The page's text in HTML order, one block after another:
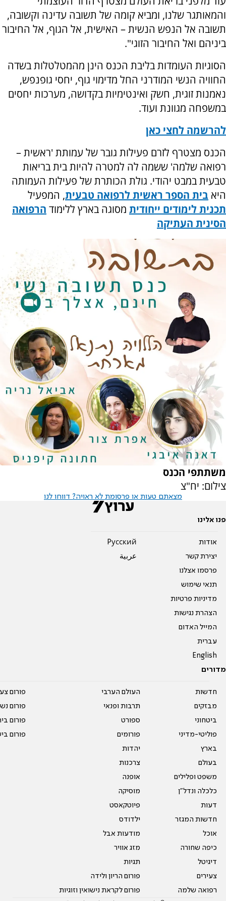
והמאותגר שלנו, ומביא קומה של תשובה עדינה וקשובה,
תשובה אל הנפש הנשית – האישית, אל הגוף, אל החיבור
ביניהם ואל החיבור הזוגי".
הסוגיות העומדות בליבת הכנס הינן מהמטלטלות בשדה
החוויה הנשי המודרני החל מדימוי גוף, יחסי גופנפש,
נאמנות זוגית, חשק ואינטימיות בקדושה, מערכות יחסים
במשפחה מגוונת ועוד.
להרשמה לחצי כאן
הכנס מצטרף לזרם פעילות גובר של עמותת 'ראשית –
רפואה שלמה' ששמה לה למטרה להיות בית בריאות
טבעית במבט יהודי. גולת הכותרת של פעילות העמותה
היא בית הספר ראשית לרפואה טבעית, המפעיל
תכנית לימודים ייחודית מסוגה בארץ ללימוד הרפואה
הסינית העתיקה
משתתפי הכנס
צילום: יח"צ
מצאתם טעות או פרסומת לא ראויה? דווחו לנו
פנו אלינו
אודות
יצירת קשר
פרסמו אצלנו
תנאי שימוש
מדיניות פרטיות
הצהרת נגישות
המייל האדום
עברית
English
Pусский
عربية
מדורים
חדשות
מבזקים
ביטחוני
פוליטי-מדיני
בארץ
בעולם
משפט ופלילים
כלכלה ונדל"ן
דעות
חדשות המגזר
אוכל
כיפה שחורה
דיגיטל
צעירים
רפואה שלמה
העולם הערבי
תרבות ופנאי
ספורט
פורומים
יהדות
צרכנות
אופנה
מוסיקה
פיוטקאסט
ילדודס
מודעות אבל
מזג אוויר
תגיות
פורום הריון ולידה
פורום לקראת נישואין וזוגיות
פורום
פורום
פורום
פורום